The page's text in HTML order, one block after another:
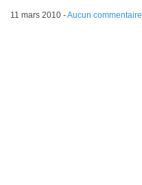
11 mars 2010-Aucun commentaire